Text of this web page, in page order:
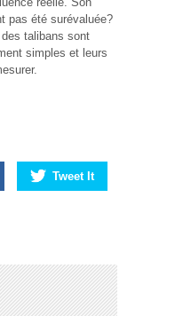
pas été surévaluée?
talibans sont
simples et leurs
Tweet It